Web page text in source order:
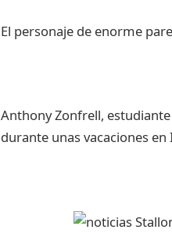
El personaje de enorme
Anthony Zonfrell,
durante unas vacaciones